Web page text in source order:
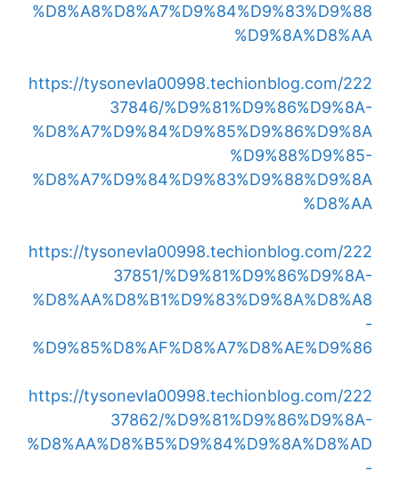
%D8%A8%D8%A7%D9%84%D9%83%D9%88
%D9%8A%D8%AA
https://tysonevla00998.techionblog.com/222
37846/%D9%81%D9%86%D9%8A-
%D8%A7%D9%84%D9%85%D9%86%D9%8A
%D9%88%D9%85-
%D8%A7%D9%84%D9%83%D9%88%D9%8A
%D8%AA
https://tysonevla00998.techionblog.com/222
37851/%D9%81%D9%86%D9%8A-
%D8%AA%D8%B1%D9%83%D9%8A%D8%A8
-
%D9%85%D8%AF%D8%A7%D8%AE%D9%86
https://tysonevla00998.techionblog.com/222
37862/%D9%81%D9%86%D9%8A-
%D8%AA%D8%B5%D9%84%D9%8A%D8%AD
-